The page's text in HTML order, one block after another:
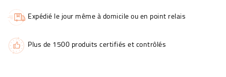
Expédié le jour même à domicile ou en point relais
Plus de 1500 produits certifiés et contrôlés